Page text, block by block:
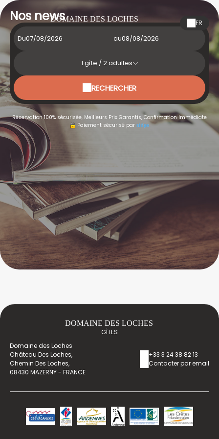
DOMAINE DES LOCHES FR
Nos news
Du au
1 gîte /2adultes
RECHERCHER
Réservation 100% sécurisée, Meilleurs Prix Garantis, Confirmation Immédiate
Paiement sécurisé par
DOMAINE DES LOCHES
GÎTES
Domaine des Loches
Château Des Loches,
Chemin Des Loches,
08430 MAZERNY - FRANCE
+33 3 24 38 82 13
Contacter par email